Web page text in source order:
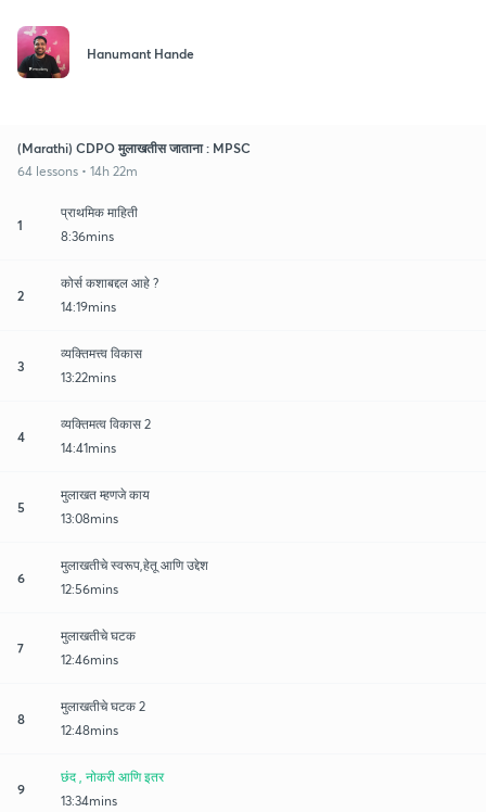
Hanumant Hande
(Marathi) CDPO मुलाखतीस जाताना : MPSC
64 lessons • 14h 22m
1
प्राथमिक माहिती
8:36mins
2
कोर्स कशाबद्दल आहे ?
14:19mins
3
व्यक्तिमत्त्व विकास
13:22mins
4
व्यक्तिमत्व विकास 2
14:41mins
5
मुलाखत म्हणजे काय
13:08mins
6
मुलाखतीचे स्वरूप,हेतू आणि उद्देश
12:56mins
7
मुलाखतीचे घटक
12:46mins
8
मुलाखतीचे घटक 2
12:48mins
9
छंद , नोकरी आणि इतर
13:34mins